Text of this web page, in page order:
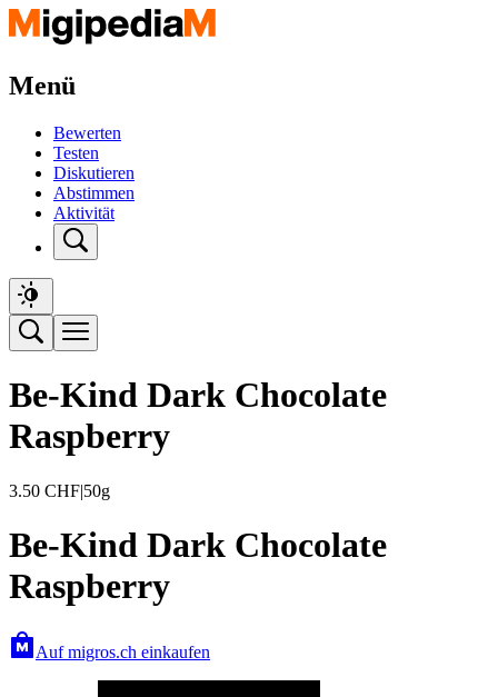
Menü
Bewerten
Testen
Diskutieren
Abstimmen
Aktivität
Be-Kind Dark Chocolate
Raspberry
3.50 CHF|50g
Be-Kind Dark Chocolate
Raspberry
Auf migros.ch einkaufen